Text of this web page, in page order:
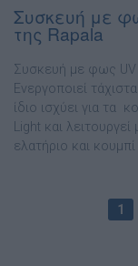
Συσκευή με
της Rapala
Συσκευή με φως UV
Ενεργοποιεί
ίδιο ισχύει για τα
Light και
ελατήριο και
1